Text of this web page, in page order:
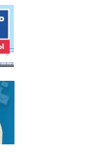
Krakow Rudzice
w aplikacji Blisko